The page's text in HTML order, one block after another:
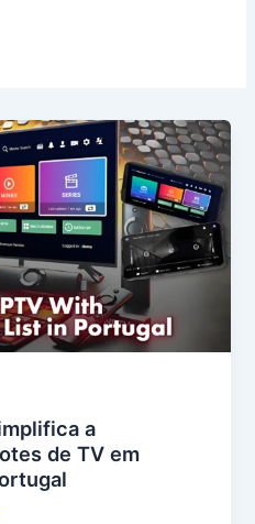
a
de TV em